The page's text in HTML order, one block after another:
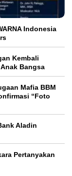
Indonesia
Kembali
Bangsa
Mafia BBM
“Foto
Aladin
Pertanyakan